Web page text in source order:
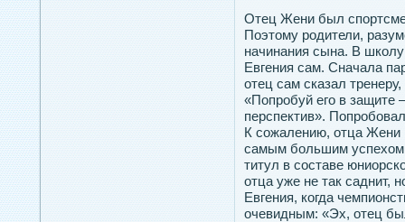
Отец Жени был
Поэтому родители,
начинания сына. В
Евгения сам. Сначала
отец сам сказал
«Попробуй его в
перспектив».
К сожалению, отца Жени
самым большим успехом
титул в составе
отца уже не так саднит,
Евгения, когда
очевидным: «Эх, отец